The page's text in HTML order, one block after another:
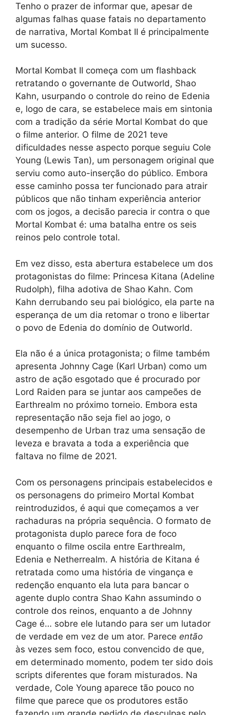
Tenho o prazer de informar que, apesar de
algumas falhas quase fatais no departamento
de narrativa, Mortal Kombat II é principalmente
um sucesso.
Mortal Kombat II começa com um flashback
retratando o governante de Outworld, Shao
Kahn, usurpando o controle do reino de Edenia
e, logo de cara, se estabelece mais em sintonia
com a tradição da série Mortal Kombat do que
o filme anterior. O filme de 2021 teve
dificuldades nesse aspecto porque seguiu Cole
Young (Lewis Tan), um personagem original que
serviu como auto-inserção do público. Embora
esse caminho possa ter funcionado para atrair
públicos que não tinham experiência anterior
com os jogos, a decisão parecia ir contra o que
Mortal Kombat é: uma batalha entre os seis
reinos pelo controle total.
Em vez disso, esta abertura estabelece um dos
protagonistas do filme: Princesa Kitana (Adeline
Rudolph), filha adotiva de Shao Kahn. Com
Kahn derrubando seu pai biológico, ela parte na
esperança de um dia retomar o trono e libertar
o povo de Edenia do domínio de Outworld.
Ela não é a única protagonista; o filme também
apresenta Johnny Cage (Karl Urban) como um
astro de ação esgotado que é procurado por
Lord Raiden para se juntar aos campeões de
Earthrealm no próximo torneio. Embora esta
representação não seja fiel ao jogo, o
desempenho de Urban traz uma sensação de
leveza e bravata a toda a experiência que
faltava no filme de 2021.
Com os personagens principais estabelecidos e
os personagens do primeiro Mortal Kombat
reintroduzidos, é aqui que começamos a ver
rachaduras na própria sequência. O formato de
protagonista duplo parece fora de foco
enquanto o filme oscila entre Earthrealm,
Edenia e Netherrealm. A história de Kitana é
retratada como uma história de vingança e
redenção enquanto ela luta para bancar o
agente duplo contra Shao Kahn assumindo o
controle dos reinos, enquanto a de Johnny
Cage é… sobre ele lutando para ser um lutador
de verdade em vez de um ator. Parece então
às vezes sem foco, estou convencido de que,
em determinado momento, podem ter sido dois
scripts diferentes que foram misturados. Na
verdade, Cole Young aparece tão pouco no
filme que parece que os produtores estão